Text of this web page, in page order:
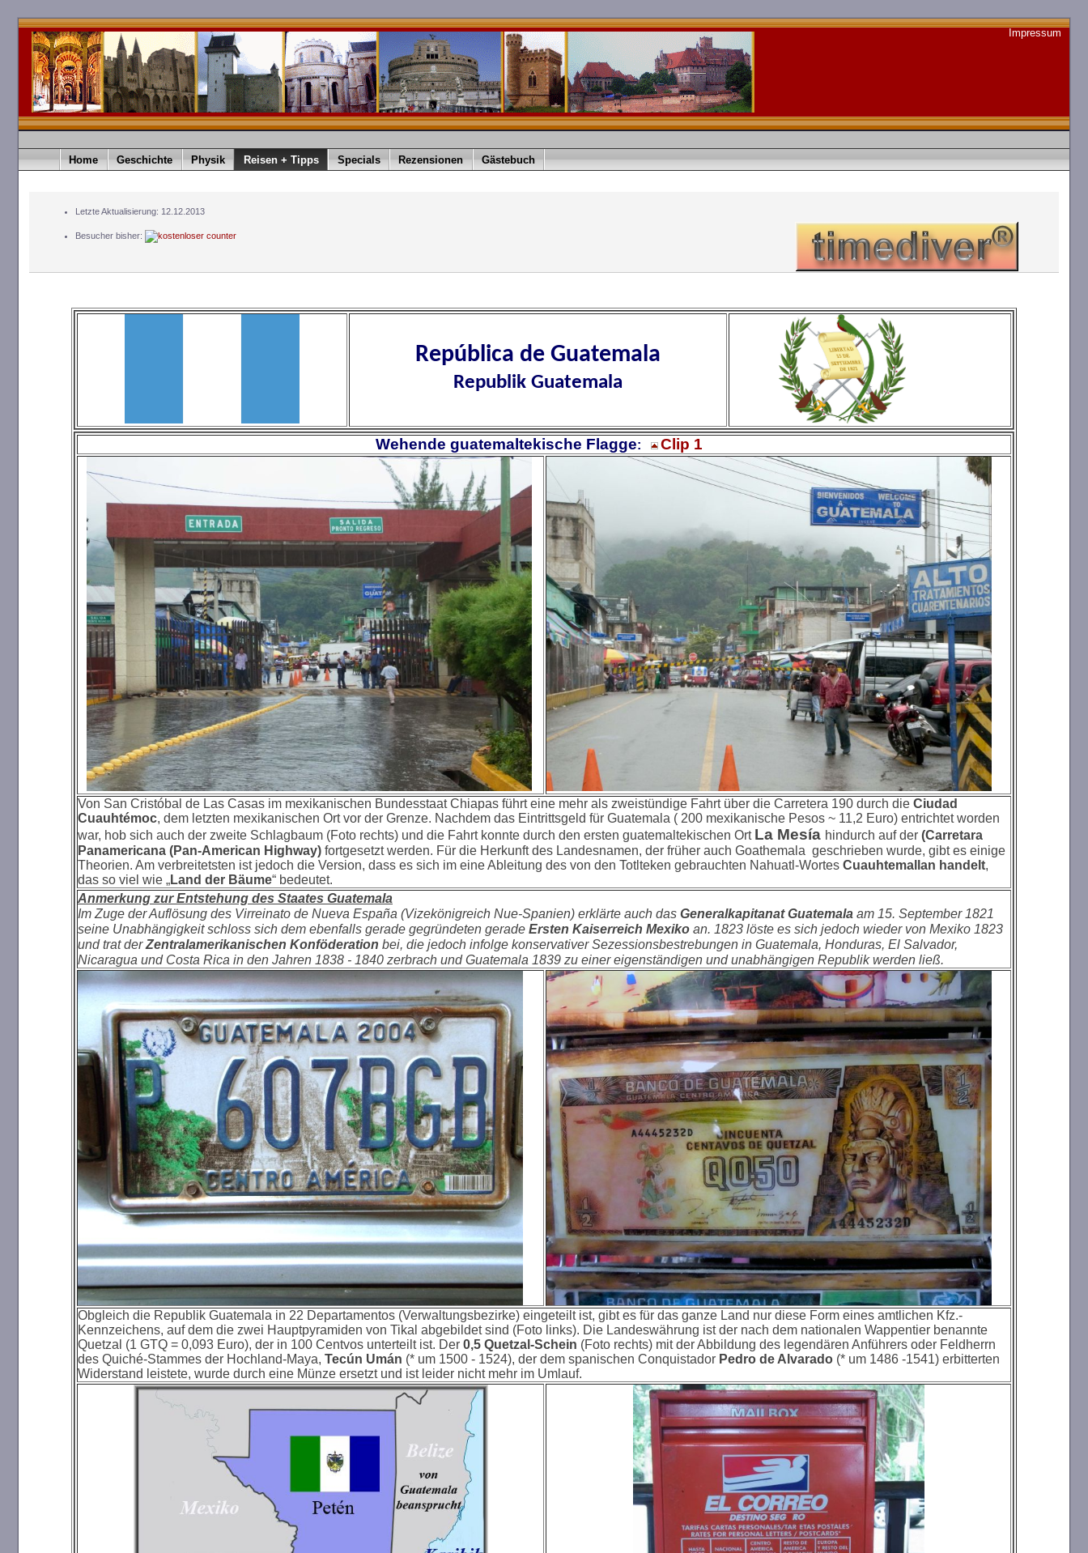
Impressum
Home Geschichte Physik Reisen + Tipps Specials Rezensionen Gästebuch
Letzte Aktualisierung: 12.12.2013
Besucher bisher:
República de Guatemala
Republik Guatemala
Wehende guatemaltekische F lagge: Clip 1
Von San Cristóbal de Las Casas im mexikanischen Bundesstaat Chiapas führt eine mehr als zweistündige Fahrt über die Carretera 190 durch die Ciudad
Cuauhtémoc, dem letzten mexikanischen Ort vor der Grenze. Nachdem das Eintrittsgeld für Guatemala ( 200 mexikanische Pesos ~ 11,2 Euro) entrichtet worden
war, hob sich auch der zweite Schlagbaum (Foto rechts) und die Fahrt konnte durch den ersten guatemaltekischen Ort La Mesía hindurch auf der (Carretara
Panamericana (Pan-American Highway) fortgesetzt werden. Für die Herkunft des Landesnamen, der früher auch Goathemala geschrieben wurde, gibt es einige
Theorien. Am verbreitetsten ist jedoch die Version, dass es sich im eine Ableitung des von den Totlteken gebrauchten Nahuatl-Wortes Cuauhtemallan handelt,
das so viel wie „Land der Bäume“ bedeutet.
Anmerkung zur Entstehung des Staates Guatemala
Im Zuge der Auflösung des Virreinato de Nueva España (Vizekönigreich Nue-Spanien) erklärte auch das Generalkapitanat Guatemala am 15. September 1821
seine Unabhängigkeit schloss sich dem ebenfalls gerade gegründeten gerade Ersten Kaiserreich Mexiko an. 1823 löste es sich jedoch wieder von Mexiko 1823
und trat derZentralamerikanischen Konföderation bei, die jedoch infolge konservativer Sezessionsbestrebungen in Guatemala, Honduras, El Salvador,
Nicaragua und Costa Rica in den Jahren 1838 - 1840 zerbrach und Guatemala 1839 zu einer eigenständigen und unabhängigen Republik werden ließ.
Obgleich die Republik Guatemala in 22 Departamentos (Verwaltungsbezirke) eingeteilt ist, gibt es für das ganze Land nur diese Form eines amtlichen Kfz.-
Kennzeichens, auf dem die zwei Hauptpyramiden von Tikal abgebildet sind (Foto links). Die Landeswährung ist der nach dem nationalen Wappentier benannte
Quetzal (1 GTQ = 0,093 Euro), der in 100 Centvos unterteilt ist. Der 0,5 Quetzal-Schein (Foto rechts) mit der Abbildung des legendären Anführers oder Feldherrn
des Quiché-Stammes der Hochland-Maya, Tecún Umán (* um 1500 - 1524), der dem spanischen Conquistador Pedro de Alvarado (* um 1486 -1541) erbitterten
Widerstand leistete, wurde durch eine Münze ersetzt und ist leider nicht mehr im Umlauf.